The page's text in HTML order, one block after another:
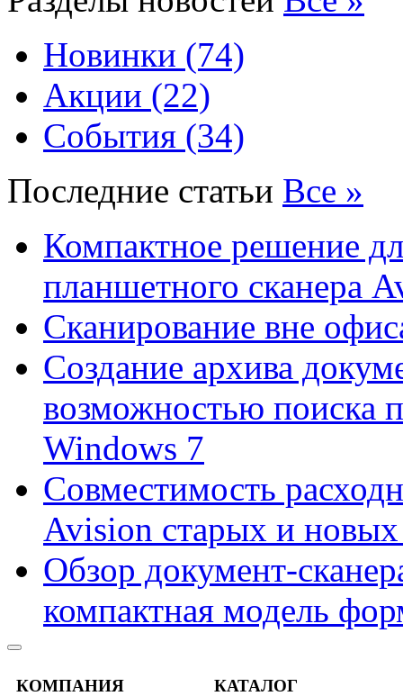
Новинки (74)
Акции (22)
События (34)
Последние статьи Все »
Компактное решение
планшетного сканера
Сканирование вне
Создание архива
возможностью поиска
Windows 7
Совместимость
Avision старых и новых
Обзор документ-
компактная модель
КОМПАНИЯ КАТАЛОГ